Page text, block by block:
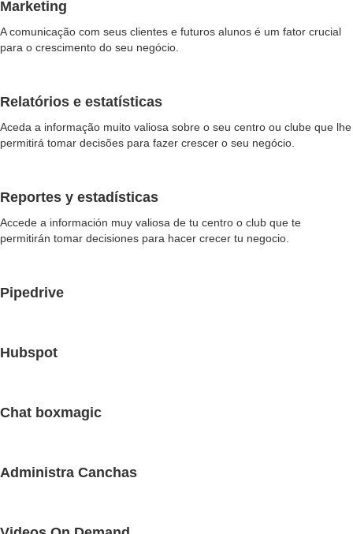
Marketing
A comunicação com seus clientes e futuros alunos é um fator crucial
para o crescimento do seu negócio.
Relatórios e estatísticas
Aceda a informação muito valiosa sobre o seu centro ou clube que lhe
permitirá tomar decisões para fazer crescer o seu negócio.
Reportes y estadísticas
Accede a información muy valiosa de tu centro o club que te
permitirán tomar decisiones para hacer crecer tu negocio.
Pipedrive
Hubspot
Chat boxmagic
Administra Canchas